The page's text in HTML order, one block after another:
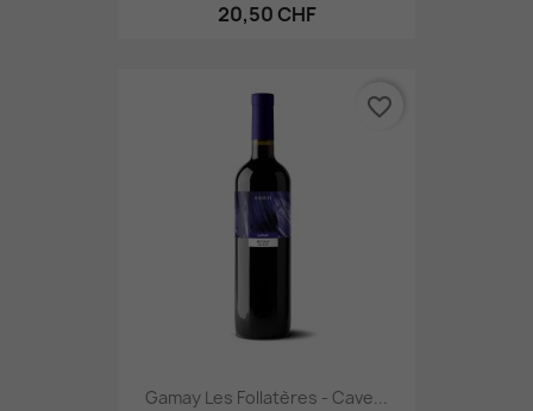
20,50 CHF
Gamay Les Follatères - Cave...
favorite_border